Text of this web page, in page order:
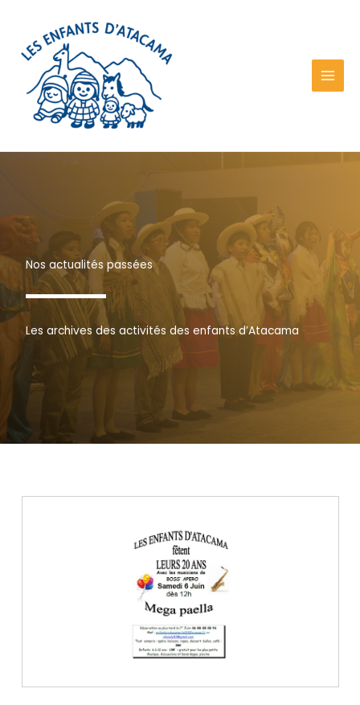
contenu
Nos actualités passées
Les archives des activités des enfants d’Atacama